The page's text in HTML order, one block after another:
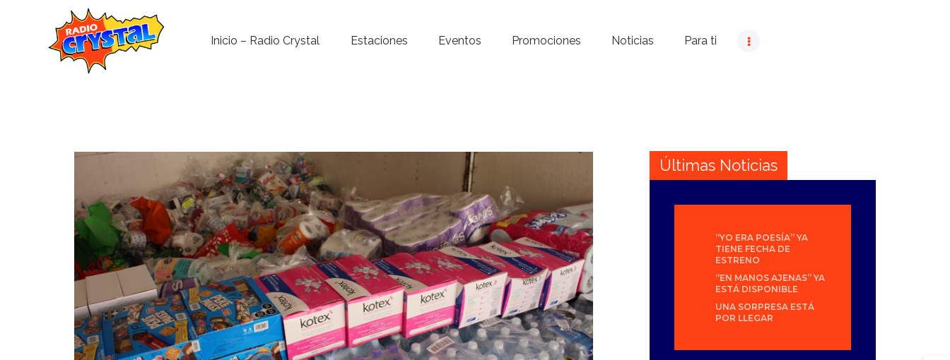
Inicio – Radio Crystal Estaciones Eventos Promociones Noticias Para ti
Noticias
Para ti
Contacto
Últimas Noticias
“YO ERA POESÍA” YA
TIENE FECHA DE
ESTRENO
“EN MANOS AJENAS” YA
ESTÁ DISPONIBLE
UNA SORPRESA ESTÁ
POR LLEGAR